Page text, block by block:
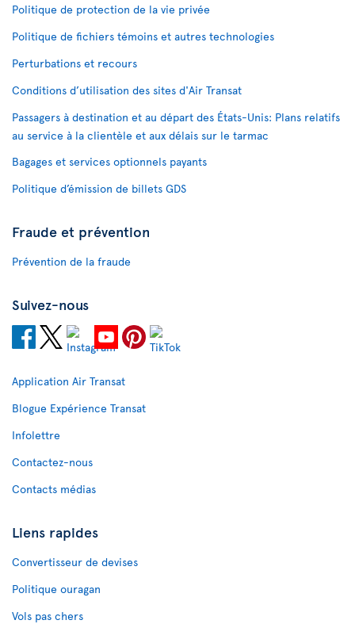
Politique de protection de la vie privée
Politique de fichiers témoins et autres technologies
Perturbations et recours
Conditions d’utilisation des sites d'Air Transat
Passagers à destination et au départ des États-Unis: Plans relatifs
au service à la clientèle et aux délais sur le tarmac
Bagages et services optionnels payants
Politique d’émission de billets GDS
Fraude et prévention
Prévention de la fraude
Suivez-nous
Application Air Transat
Blogue Expérience Transat
Infolettre
Contactez-nous
Contacts médias
Liens rapides
Convertisseur de devises
Politique ouragan
Vols pas chers